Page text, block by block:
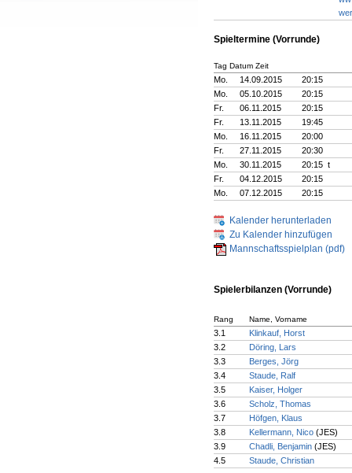
Spieltermine (Vorrunde)
Tag Datum Zeit
Mo. 14.09.2015
20:15
Mo.
05.10.2015
20:15
Fr.
06.11.2015
20:15
Fr.
13.11.2015
19:45
Mo.
16.11.2015
20:00
Fr.
27.11.2015
20:30
Mo.
30.11.2015
20:15 t
Fr.
04.12.2015
20:15
Mo.
07.12.2015 20:15
Kalender herunterladen
Zu Kalender hinzufügen
Mannschaftsspielplan (pdf)
Spielerbilanzen (Vorrunde)
Rang Name, Vorname
3.1
Klinkauf, Horst
3.2
Döring, Lars
3.3
Berges, Jörg
3.4
Staude, Ralf
3.5
Kaiser, Holger
3.6
Scholz, Thomas
3.7
Höfgen, Klaus
3.8
Kellermann, Nico (JES)
3.9
Chadli, Benjamin (JES)
4.5
Staude, Christian